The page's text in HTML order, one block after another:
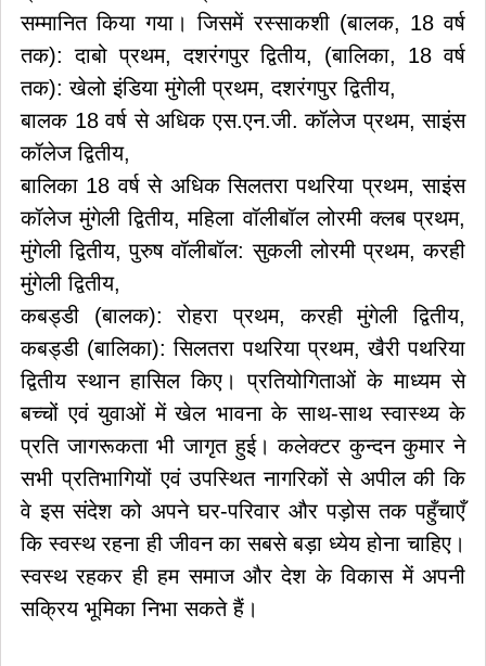
सम्मानित किया गया। जिसमें रस्साकशी (बालक, 18 वर्ष
तक): दाबो प्रथम, दशरंगपुर द्वितीय, (बालिका, 18 वर्ष
तक): खेलो इंडिया मुंगेली प्रथम, दशरंगपुर द्वितीय,
बालक 18 वर्ष से अधिक एस.एन.जी. कॉलेज प्रथम, साइंस
कॉलेज द्वितीय,
बालिका 18 वर्ष से अधिक सिलतरा पथरिया प्रथम, साइंस
कॉलेज मुंगेली द्वितीय, महिला वॉलीबॉल लोरमी क्लब प्रथम,
मुंगेली द्वितीय, पुरुष वॉलीबॉल: सुकली लोरमी प्रथम, करही
मुंगेली द्वितीय,
कबड्डी (बालक): रोहरा प्रथम, करही मुंगेली द्वितीय,
कबड्डी (बालिका): सिलतरा पथरिया प्रथम, खैरी पथरिया
द्वितीय स्थान हासिल किए। प्रतियोगिताओं के माध्यम से
बच्चों एवं युवाओं में खेल भावना के साथ-साथ स्वास्थ्य के
प्रति जागरूकता भी जागृत हुई। कलेक्टर कुन्दन कुमार ने
सभी प्रतिभागियों एवं उपस्थित नागरिकों से अपील की कि
वे इस संदेश को अपने घर-परिवार और पड़ोस तक पहुँचाएँ
कि स्वस्थ रहना ही जीवन का सबसे बड़ा ध्येय होना चाहिए।
स्वस्थ रहकर ही हम समाज और देश के विकास में अपनी
सक्रिय भूमिका निभा सकते हैं।